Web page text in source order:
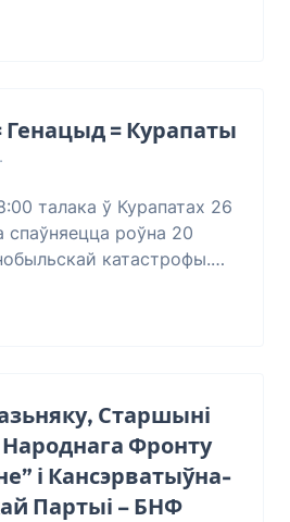
людзьмі, якія
= Курапаты
талака ў Курапатах 26
спаўняецца роўна 20
катастрофы.
Старшыні
Народнага Фронту
і Кансэрватыўна-
Партыі – БНФ